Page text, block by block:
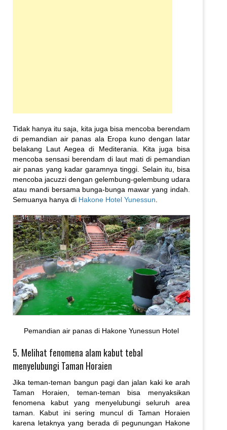
Tidak hanya itu saja, kita juga bisa mencoba berendam
di pemandian air panas ala Eropa kuno dengan latar
belakang Laut Aegea di Mediterania. Kita juga bisa
mencoba sensasi berendam di laut mati di pemandian
air panas yang kadar garamnya tinggi. Selain itu, bisa
mencoba jacuzzi dengan gelembung-gelembung udara
atau mandi bersama bunga-bunga mawar yang indah.
Semuanya hanya di Hakone Hotel Yunessun.
Pemandian air panas di Hakone Yunessun Hotel
5. Melihat fenomena alam kabut tebal
menyelubungi Taman Horaien
Jika teman-teman bangun pagi dan jalan kaki ke arah
Taman Horaien, teman-teman bisa menyaksikan
fenomena kabut yang menyelubungi seluruh area
taman. Kabut ini sering muncul di Taman Horaien
karena letaknya yang berada di pegunungan Hakone